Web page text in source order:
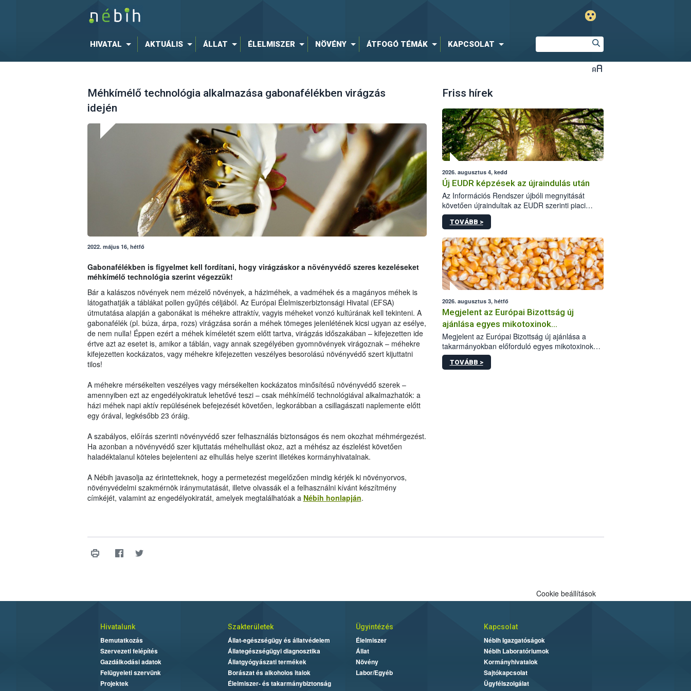
HIVATAL AKTUÁLIS ÁLLAT ÉLELMISZER NÖVÉNY ÁTFOGÓ TÉMÁK KAPCSOLAT
Méhkímélő technológia alkalmazása gabonafélékben virágzás
idején
2022. május 16, hétfő
Gabonafélékben is figyelmet kell fordítani, hogy virágzáskor a növényvédő szeres kezeléseket
méhkímélő technológia szerint végezzük!
Bár a kalászos növények nem mézelő növények, a háziméhek, a vadméhek és a magányos méhek is
látogathatják a táblákat pollen gyűjtés céljából. Az Európai Élelmiszerbiztonsági Hivatal (EFSA)
útmutatása alapján a gabonákat is méhekre attraktív, vagyis méheket vonzó kultúrának kell tekinteni. A
gabonafélék (pl. búza, árpa, rozs) virágzása során a méhek tömeges jelenlétének kicsi ugyan az esélye,
de nem nulla! Éppen ezért a méhek kíméletét szem előtt tartva, virágzás időszakában – kifejezetten ide
értve azt az esetet is, amikor a táblán, vagy annak szegélyében gyomnövények virágoznak – méhekre
kifejezetten kockázatos, vagy méhekre kifejezetten veszélyes besorolású növényvédő szert kijuttatni
tilos!
A méhekre mérsékelten veszélyes vagy mérsékelten kockázatos minősítésű növényvédő szerek –
amennyiben ezt az engedélyokiratuk lehetővé teszi – csak méhkímélő technológiával alkalmazhatók: a
házi méhek napi aktív repülésének befejezését követően, legkorábban a csillagászati naplemente előtt
egy órával, legkésőbb 23 óráig.
A szabályos, előírás szerinti növényvédő szer felhasználás biztonságos és nem okozhat méhmérgezést.
Ha azonban a növényvédő szer kijuttatás méhelhullást okoz, azt a méhész az észlelést követően
haladéktalanul köteles bejelenteni az elhullás helye szerint illetékes kormányhivatalnak.
A Nébih javasolja az érintetteknek, hogy a permetezést megelőzően mindig kérjék ki növényorvos,
növényvédelmi szakmérnök iránymutatását, illetve olvassák el a felhasználni kívánt készítmény
címkéjét, valamint az engedélyokiratát, amelyek megtalálhatóak a Nébih honlapján.
Friss hírek
2026. augusztus 4, kedd
Új EUDR képzések az újraindulás után
Az Információs Rendszer újbóli megnyitását
követően újraindultak az EUDR szerinti piaci
szereplőknek szóló online képzések.
TOVÁBB >
2026. augusztus 3, hétfő
Megjelent az Európai Bizottság új
ajánlása egyes mikotoxinok
takarmányokban való jelenlétéről
Megjelent az Európai Bizottság új ajánlása a
takarmányokban előforduló egyes mikotoxinokkal
kapcsolatban. A dokumentum 2027-től új
irányértékek alkalmazását írja elő, és a jelenleg
TOVÁBB >
Cookie beállítások
Hivatalunk
Bemutatkozás
Szervezeti felépítés
Gazdálkodási adatok
Felügyeleti szervünk
Projektek
Szakterületek
Állat-egészségügy és állatvédelem
Állategészségügyi diagnosztika
Állatgyógyászati termékek
Borászat és alkoholos italok
Élelmiszer- és takarmánybiztonság
Ügyintézés
Élelmiszer
Állat
Növény
Labor/Egyéb
Kapcsolat
Nébih Igazgatóságok
Nébih Laboratóriumok
Kormányhivatalok
Sajtókapcsolat
Ügyfélszolgálat